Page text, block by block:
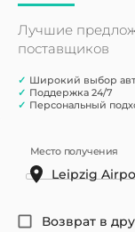
Лучшие
поставщиков
✓ Широкий выбор
✓ Поддержка 24/7
✓ Персональный
Место получения
Возврат в